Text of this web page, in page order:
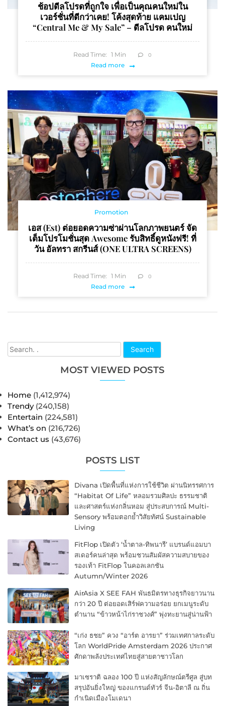
Search
MOST VIEWED POSTS
Home (1,412,974)
Trendy (240,158)
Entertain (224,581)
What’s on (216,726)
Contact us (43,676)
POSTS LIST
Divana เปิดพื้นที่แห่งการใช้ชีวิต ผ่านนิทรรศการ
“Habitat Of Life” หลอมรวมศิลปะ ธรรมชาติ
และศาสตร์แห่งกลิ่นหอม สู่ประสบการณ์ Multi-
Sensory พร้อมตอกย้ำวิสัยทัศน์ Sustainable
Living
FitFlop เปิดตัว ‘น้ำตาล-ทิพนารี’ แบรนด์แอมบา
สเดอร์คนล่าสุด พร้อมชวนสัมผัสความสบายของ
รองเท้า FitFlop ในคอลเลกชัน
Autumn/Winter 2026
AirAsia X SEE FAH พันธมิตรทางธุรกิจยาวนาน
กว่า 20 ปี ต่อยอดเสิร์ฟความอร่อย ยกเมนูระดับ
ตำนาน “ข้าวหน้าไก่ราชวงศ์” พุ่งทะยานสู่น่านฟ้า
“เก่ง ธชย” ควง “อาร์ต อารยา” ร่วมเทศกาลระดับ
โลก WorldPride Amsterdam 2026 ประกาศ
ศักดาพลังประเทศไทยสู่สายตาชาวโลก
มาเซราติ ฉลอง 100 ปี แห่งสัญลักษณ์ตรีศูล สู่บท
สรุปอันยิ่งใหญ่ ของแกรนด์ทัวร์ จีน-อิตาลี ณ ถิ่น
กำเนิดเมืองโมเดนา
ช้อปดีลโปรดที่ถูกใจ เพื่อเป็นคุณคนใหม่ใน
เวอร์ชั่นที่ดีกว่าเคย! โค้งสุดท้าย แคมเปญ
“Central Me & My Sale” – ดีลโปรด คนใหม่
Read Time: 1 Min 0
Read more
Promotion
เอส (est) ต่อยอดความซ่าผ่านโลกภาพยนตร์ จัด
เต็มโปรโมชั่นสุด Awesome รับสิทธิ์ดูหนังฟรี! ที่
วัน อัลทรา สกรีนส์ (ONE ULTRA SCREENS)
Read Time: 1 Min 0
Read more